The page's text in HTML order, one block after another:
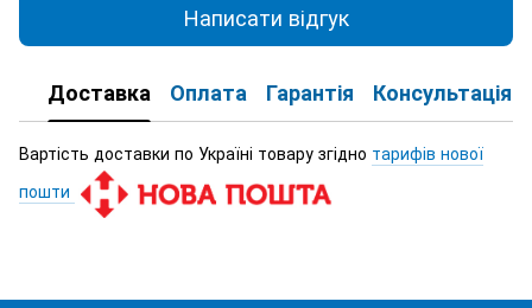
Написати відгук
Доставка Оплата Гарантія Консультація
Вартість доставки по Україні товару згідно тарифів нової
пошти